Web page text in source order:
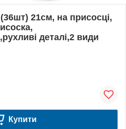
21см, на присосці,
деталі,2 види
Купити